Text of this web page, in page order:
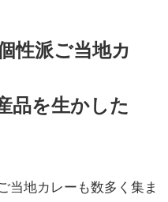
性派ご当地カ
品を生かした
当地カレーも数多く集ま